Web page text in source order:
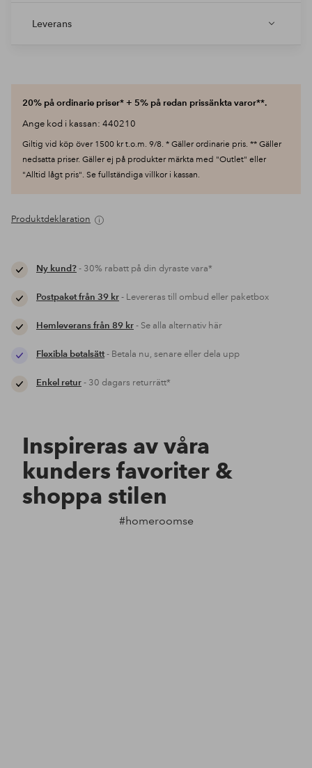
Leverans
20% på ordinarie priser* + 5% på redan prissänkta varor**.
Ange kod i kassan: 440210
Giltig vid köp över 1500 kr t.o.m. 9/8. * Gäller ordinarie pris. ** Gäller
nedsatta priser. Gäller ej på produkter märkta med "Outlet" eller
"Alltid lågt pris". Se fullständiga villkor i kassan.
Produktdeklaration
Ny kund?- 30% rabatt på din dyraste vara*
Postpaket från 39 kr- Levereras till ombud eller paketbox
Hemleverans från 89 kr- Se alla alternativ här
Flexibla betalsätt- Betala nu, senare eller dela upp
Enkel retur- 30 dagars returrätt*
Inspireras av våra
kunders favoriter &
shoppa stilen
#homeroomse